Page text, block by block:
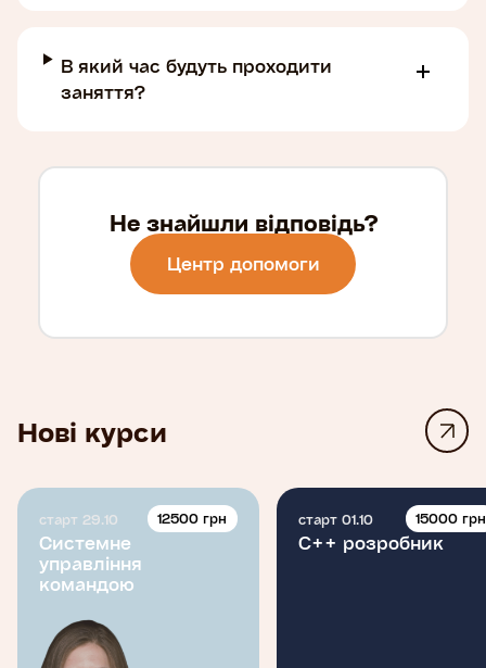
В який час будуть проходити
заняття?
Не знайшли відповідь?
Центр допомоги
Нові курси
старт 29.10 12500 грн
Системне
управління
командою
старт 01.10 15000 грн
C++ розробник